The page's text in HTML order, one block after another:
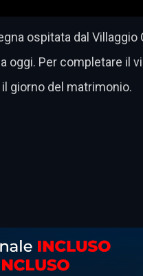
ospitata dal
oggi. Per completare il
giorno del matrimonio.